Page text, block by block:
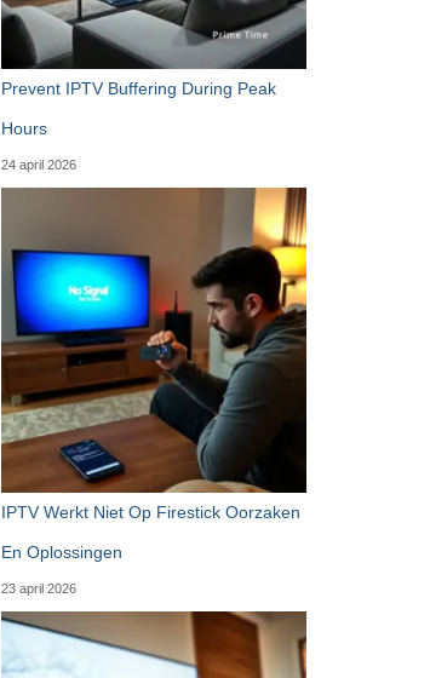
Prevent IPTV Buffering During Peak
Hours
24 april 2026
IPTV Werkt Niet Op Firestick Oorzaken
En Oplossingen
23 april 2026